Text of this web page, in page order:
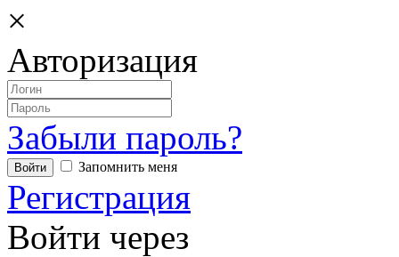
×
Авторизация
Забыли пароль?
Запомнить меня
Регистрация
Войти через